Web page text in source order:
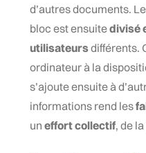
d’autres documents.
bloc est ensuitedivisé
utilisateursdifférents.
ordinateur à la
s’ajoute ensuite à
informations rend les
uneffort collectif, de